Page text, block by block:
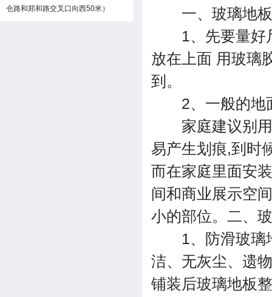
仓路和郑和路交叉口向西50米）
一、玻璃地板
1、先要量好尺
放在上面 用玻璃
到。
2、一般的地面
家庭建议别用,
易产生划痕,到时
而在家庭里面安
间和商业展示空
小的部位。二、
1、防滑玻璃地
洁、无灰尘、遗
铺装后玻璃地板